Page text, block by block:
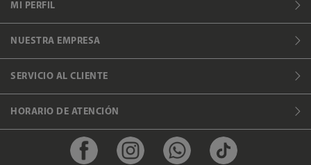
MI PERFIL
NUESTRA EMPRESA
SERVICIO AL CLIENTE
HORARIO DE ATENCIÓN